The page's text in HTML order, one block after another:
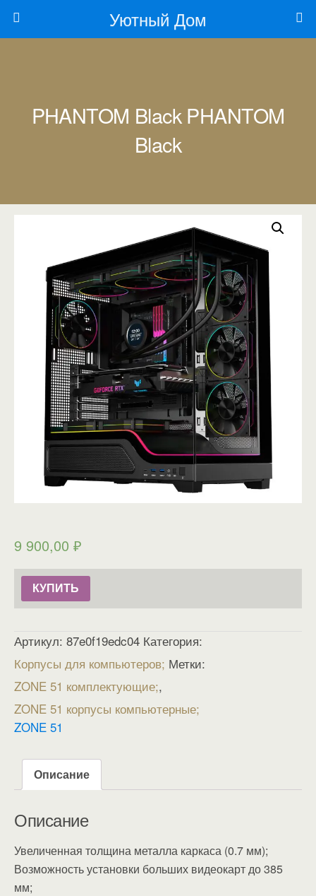
Уютный Дом
PHANTOM Black PHANTOM
Black
9 900,00 ₽
КУПИТЬ
Артикул: 87e0f19edc04 Категория:
Корпусы для компьютеров Метки:
ZONE 51 комплектующие ,
ZONE 51 корпусы компьютерные
ZONE 51
Описание
Описание
Увеличенная толщина металла каркаса (0.7 мм);
Возможность установки больших видеокарт до 385
мм;